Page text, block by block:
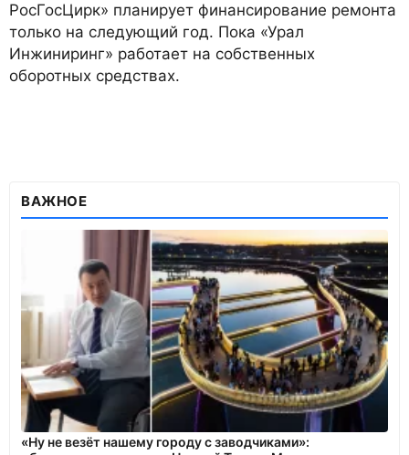
РосГосЦирк» планирует финансирование ремонта
только на следующий год. Пока «Урал
Инжиниринг» работает на собственных
оборотных средствах.
ВАЖНОЕ
«Ну не везёт нашему городу с заводчиками»: